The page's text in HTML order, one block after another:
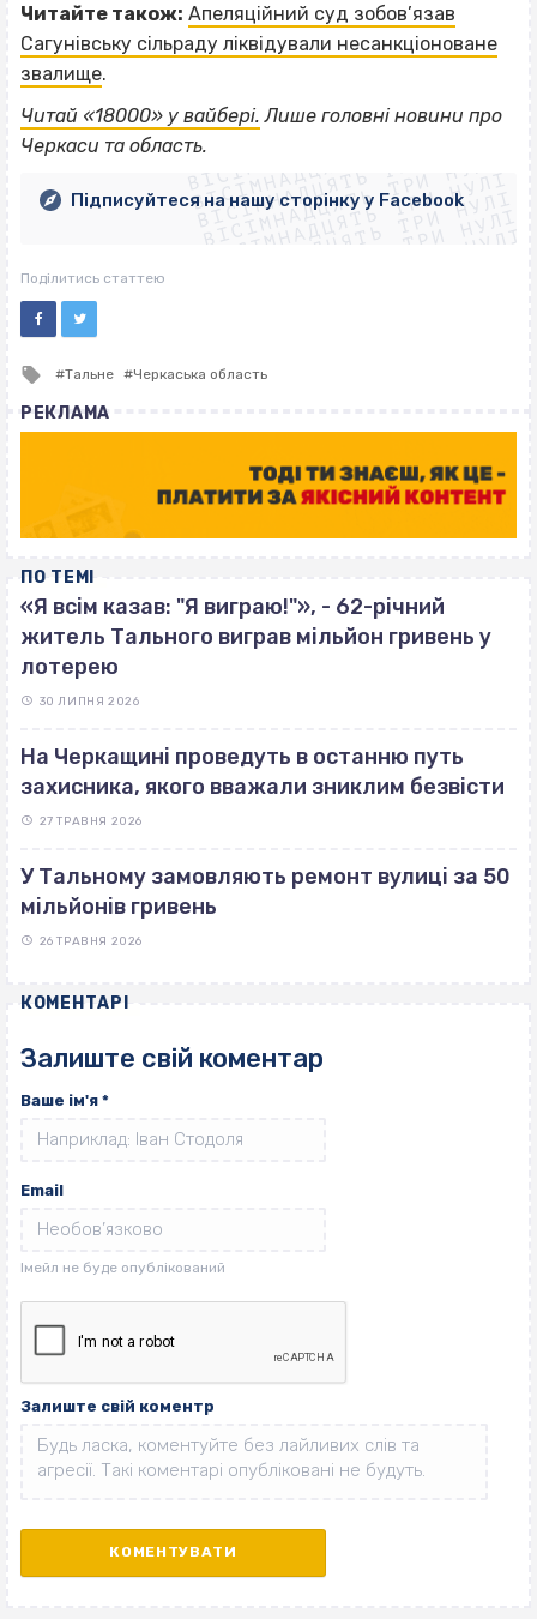
Читайте також: Апеляційний суд зобов’язав
Сагунівську сільраду ліквідували несанкціоноване
звалище.
Читай «18000» у вайбері. Лише головні новини про
Черкаси та область.ВІСІМНАДЦЯТЬ ТРИ НУЛІ
ВІСІМНАДЦЯТЬ ТРИ НУЛІ
ВІСІМНАДЦЯТЬ ТРИ НУЛІ
ВІСІМНАДЦЯТЬ ТРИ НУЛІ
ВІСІМНАДЦЯТЬ ТРИ НУЛІ
ВІСІМНАДЦЯТЬ ТРИ НУЛІ
ВІСІМНАДЦЯТЬ ТРИ НУЛІ
ВІСІМНАДЦЯТЬ ТРИ НУЛІ
Підписуйтеся на нашу сторінку у Facebook
Поділитись статтею
Tagged
Тальне Черкаська область
РЕКЛАМА
ПО ТЕМІ
«Я всім казав: "Я виграю!"», - 62-річний
житель Тального виграв мільйон гривень у
лотерею
30 ЛИПНЯ 2026
На Черкащині проведуть в останню путь
захисника, якого вважали зниклим безвісти
27 ТРАВНЯ 2026
У Тальному замовляють ремонт вулиці за 50
мільйонів гривень
26 ТРАВНЯ 2026
КОМЕНТАРІ
Залиште свій коментар
Ваше ім'я *
Email
Залиште свій коментр